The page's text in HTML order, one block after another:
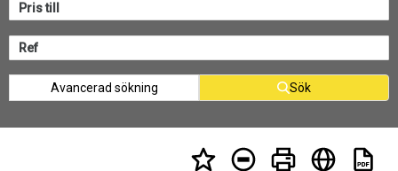
Avancerad sökning Sök